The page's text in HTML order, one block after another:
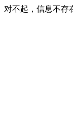
对不起，信息不存